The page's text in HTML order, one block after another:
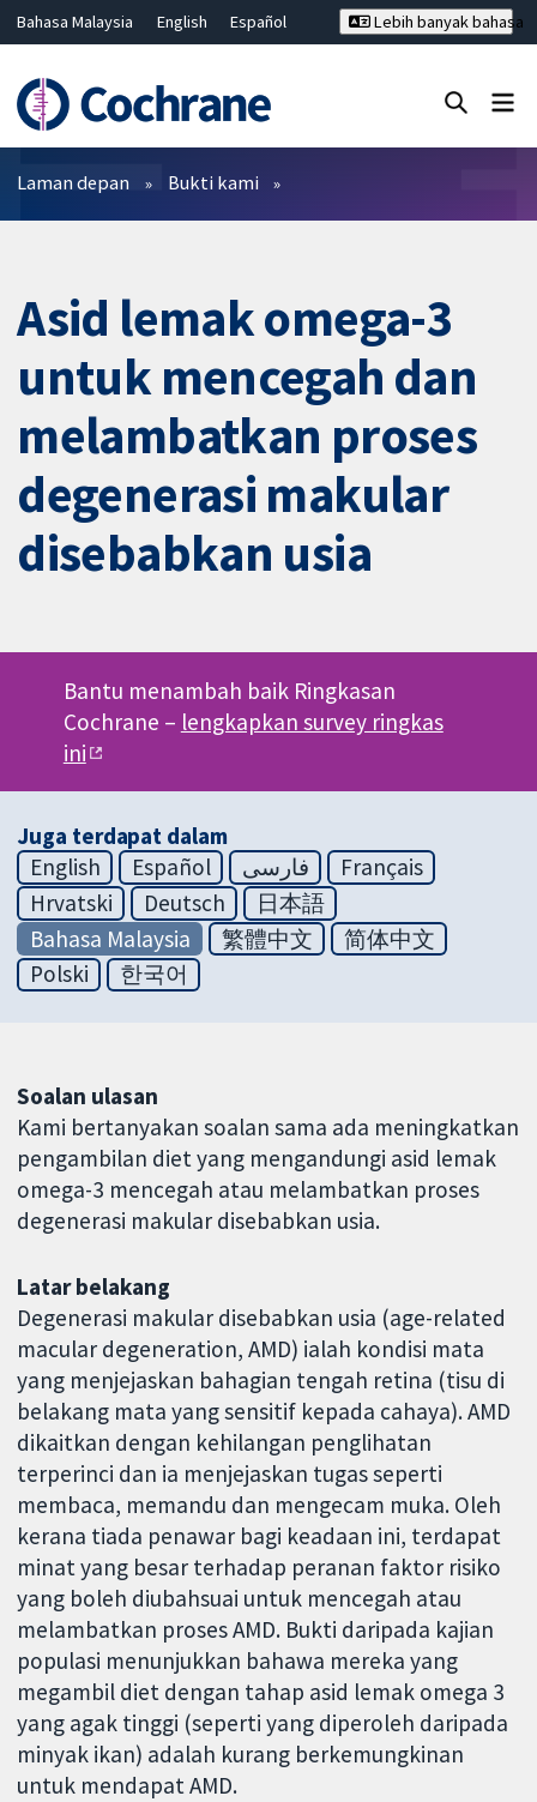
Bahasa Malaysia English
Español
Hrvatski
Deutsch ไทย
繁體中文
简体中文
Lebih banyak bahasa
Penapis
Laman depan Bukti kami
Asid lemak omega-3
untuk mencegah dan
melambatkan proses
degenerasi makular
disebabkan usia
Bantu menambah baik Ringkasan
Cochrane – lengkapkan survey ringkas
ini
Juga terdapat dalam
English
Español فارسی
Français
Hrvatski
Deutsch
日本語
Bahasa Malaysia
繁體中文
简体中文
Polski
한국어
Soalan ulasan
Kami bertanyakan soalan sama ada meningkatkan
pengambilan diet yang mengandungi asid lemak
omega-3 mencegah atau melambatkan proses
degenerasi makular disebabkan usia.
Latar belakang
Degenerasi makular disebabkan usia (age-related
macular degeneration, AMD) ialah kondisi mata
yang menjejaskan bahagian tengah retina (tisu di
belakang mata yang sensitif kepada cahaya). AMD
dikaitkan dengan kehilangan penglihatan
terperinci dan ia menjejaskan tugas seperti
membaca, memandu dan mengecam muka. Oleh
kerana tiada penawar bagi keadaan ini, terdapat
minat yang besar terhadap peranan faktor risiko
yang boleh diubahsuai untuk mencegah atau
melambatkan proses AMD. Bukti daripada kajian
populasi menunjukkan bahawa mereka yang
megambil diet dengan tahap asid lemak omega 3
yang agak tinggi (seperti yang diperoleh daripada
minyak ikan) adalah kurang berkemungkinan
untuk mendapat AMD.